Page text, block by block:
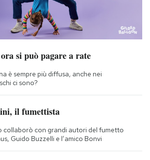
si può pagare a rate
è sempre più diffusa, anche nei
ci sono?
il fumettista
collaborò con grandi autori del fumetto
Guido Buzzelli e l’amico Bonvi